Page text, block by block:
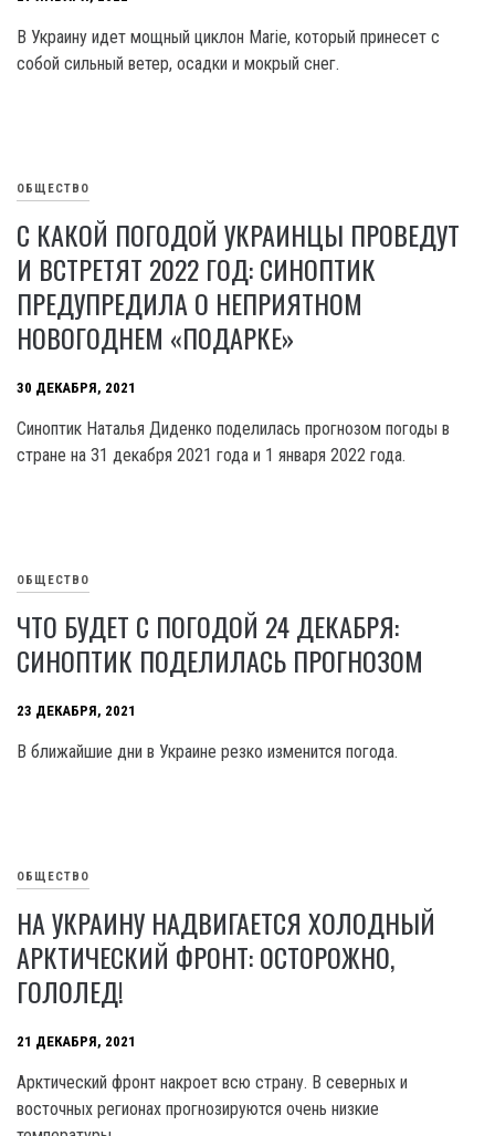
В Украину идет мощный циклон Marie, который принесет с
собой сильный ветер, осадки и мокрый снег.
ОБЩЕСТВО
С КАКОЙ ПОГОДОЙ УКРАИНЦЫ ПРОВЕДУТ
И ВСТРЕТЯТ 2022 ГОД: СИНОПТИК
ПРЕДУПРЕДИЛА О НЕПРИЯТНОМ
НОВОГОДНЕМ «ПОДАРКЕ»
30 ДЕКАБРЯ, 2021
Синоптик Наталья Диденко поделилась прогнозом погоды в
стране на 31 декабря 2021 года и 1 января 2022 года.
ОБЩЕСТВО
ЧТО БУДЕТ С ПОГОДОЙ 24 ДЕКАБРЯ:
СИНОПТИК ПОДЕЛИЛАСЬ ПРОГНОЗОМ
23 ДЕКАБРЯ, 2021
В ближайшие дни в Украине резко изменится погода.
ОБЩЕСТВО
НА УКРАИНУ НАДВИГАЕТСЯ ХОЛОДНЫЙ
АРКТИЧЕСКИЙ ФРОНТ: ОСТОРОЖНО,
ГОЛОЛЕД!
21 ДЕКАБРЯ, 2021
Арктический фронт накроет всю страну. В северных и
восточных регионах прогнозируются очень низкие